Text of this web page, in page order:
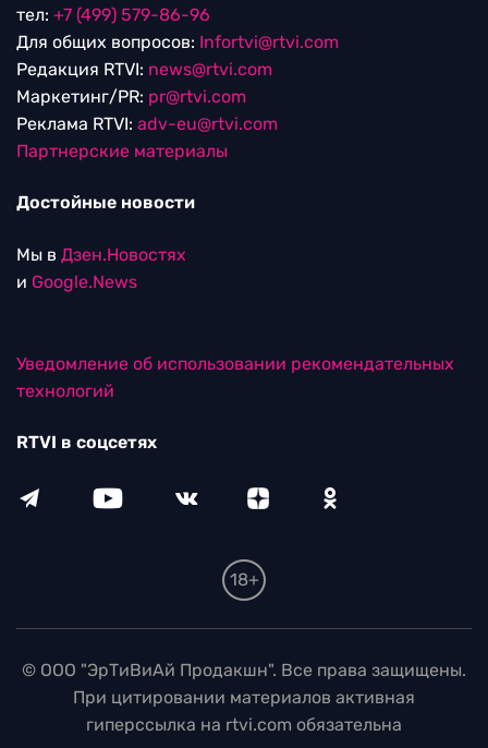
тел: +7 (499) 579-86-96
Для общих вопросов: Infortvi@rtvi.com
Редакция RTVI: news@rtvi.com
Маркетинг/PR: pr@rtvi.com
Реклама RTVI: adv-eu@rtvi.com
Партнерские материалы
Достойные новости
Мы в Дзен.Новостях
и Google.News
Уведомление об использовании рекомендательных
технологий
RTVI в соцсетях
18+
© ООО "ЭрТиВиАй Продакшн". Все права защищены.
При цитировании материалов активная
гиперссылка на rtvi.com обязательна